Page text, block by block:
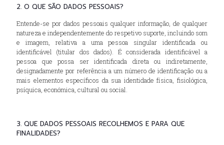
2. O QUE SÃO DADOS PESSOAIS?
Entende-se por dados pessoais qualquer informação, de qualquer
natureza e independentemente do respetivo suporte, incluindo som
e imagem, relativa a uma pessoa singular identificada ou
identificável (titular dos dados). É considerada identificável a
pessoa que possa ser identificada direta ou indiretamente,
designadamente por referência a um número de identificação ou a
mais elementos específicos da sua identidade física, fisiológica,
psíquica, económica, cultural ou social.
3. QUE DADOS PESSOAIS RECOLHEMOS E PARA QUE
FINALIDADES?